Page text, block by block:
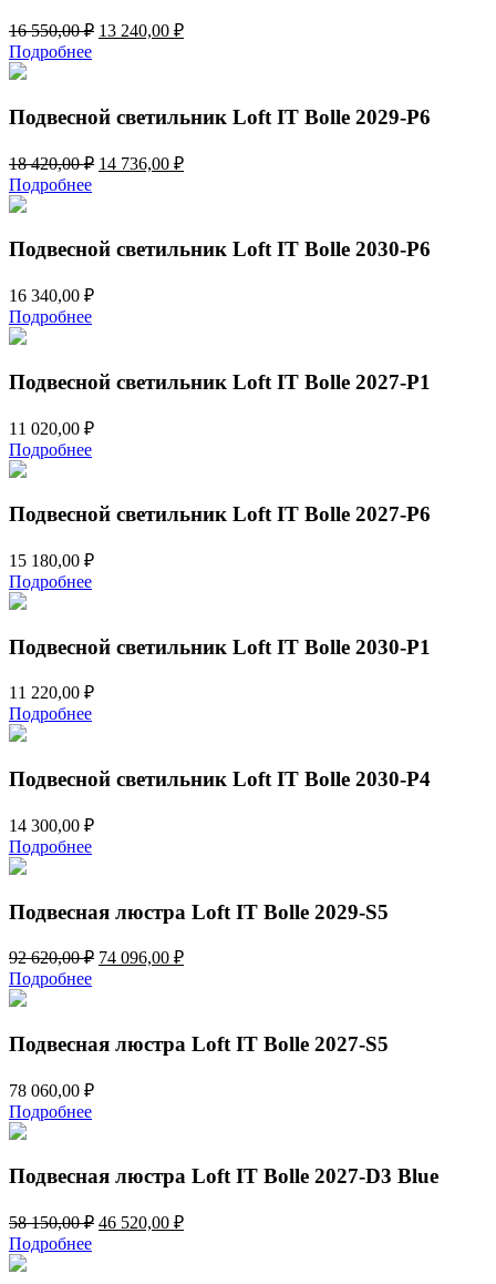
16 550,00₽ Первоначальная
550,00 ₽.
13 240,00 ₽Текущая
Подробнее
Подвесной светильник Loft IT Bolle 2029-P6
18 420,00₽ Первоначальная
420,00 ₽.
14 736,00 ₽Текущая
Подробнее
Подвесной светильник Loft IT Bolle 2030-P6
16 340,00 ₽
Подробнее
Подвесной светильник Loft IT Bolle 2027-P1
11 020,00 ₽
Подробнее
Подвесной светильник Loft IT Bolle 2027-P6
15 180,00 ₽
Подробнее
Подвесной светильник Loft IT Bolle 2030-P1
11 220,00 ₽
Подробнее
Подвесной светильник Loft IT Bolle 2030-P4
14 300,00 ₽
Подробнее
Подвесная люстра Loft IT Bolle 2029-S5
92 620,00₽ Первоначальная
74 096,00 ₽Текущая
Подробнее
Подвесная люстра Loft IT Bolle 2027-S5
78 060,00 ₽
Подробнее
Подвесная люстра Loft IT Bolle 2027-D3 Blue
58 150,00₽ Первоначальная
46 520,00 ₽Текущая
Подробнее